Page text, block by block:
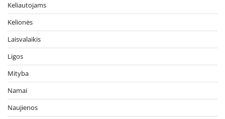
Keliautojams
Kelionės
Laisvalaikis
Ligos
Mityba
Namai
Naujienos